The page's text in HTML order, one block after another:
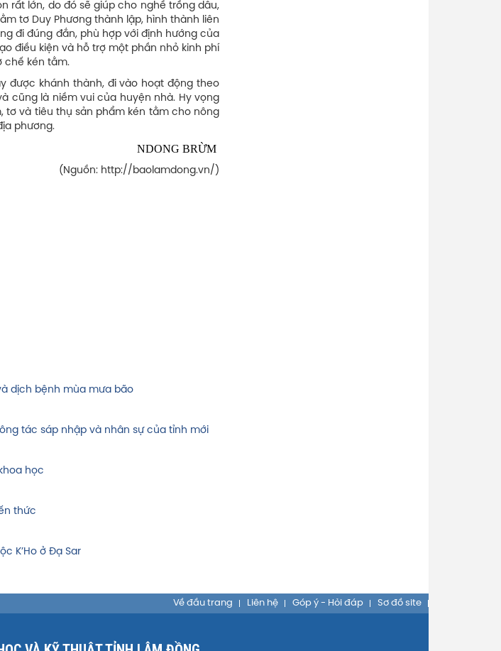
rất lớn, do đó sẽ giúp cho nghề trồng dâu,
tơ Duy Phương thành lập, hình thành liên
đi đúng đắn, phù hợp với định hướng của
điều kiện và hỗ trợ một phần nhỏ kinh phí
chế kén tằm.
được khánh thành, đi vào hoạt động theo
cũng là niềm vui của huyện nhà. Hy vọng
tơ và tiêu thụ sản phẩm kén tằm cho nông
phương.
NDONG BRỪM
(Nguồn: http://baolamdong.vn/)
dịch bệnh mùa mưa bão
tác sáp nhập và nhân sự của tỉnh mới
học
thức
K’Ho ở Đạ Sar
Về đầu trang Liên hệ Góp ý - Hỏi đáp Sơ đồ site